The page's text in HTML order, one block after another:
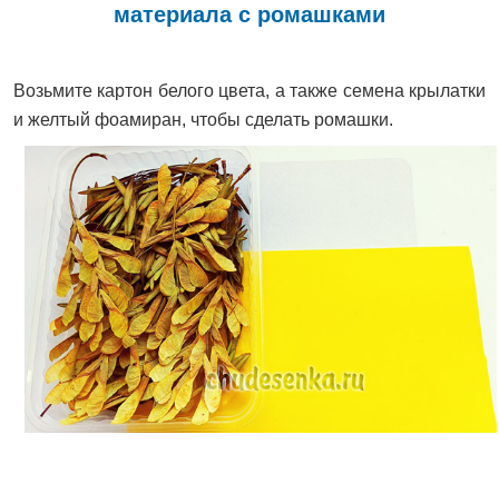
материала с ромашками
Возьмите картон белого цвета, а также семена крылатки
и желтый фоамиран, чтобы сделать ромашки.